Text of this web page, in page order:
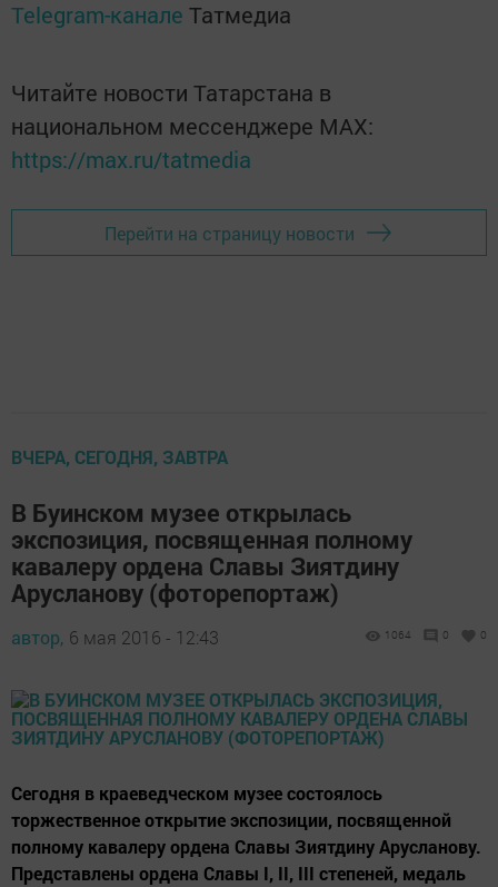
Telegram-канале Татмедиа
Читайте новости Татарстана в
национальном мессенджере MАХ:
https://max.ru/tatmedia
Перейти на страницу новости
ВЧЕРА, СЕГОДНЯ, ЗАВТРА
В Буинском музее открылась
экспозиция, посвященная полному
кавалеру ордена Славы Зиятдину
Арусланову (фоторепортаж)
автор, 6 мая 2016 - 12:43 1064 0 0
Сегодня в краеведческом музее состоялось
торжественное открытие экспозиции, посвященной
полному кавалеру ордена Славы Зиятдину Арусланову.
Представлены ордена Славы I, II, III степеней, медаль